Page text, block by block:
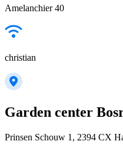
Amelanchier 40
christian
Garden center
Prinsen Schouw 1, 2394 CX